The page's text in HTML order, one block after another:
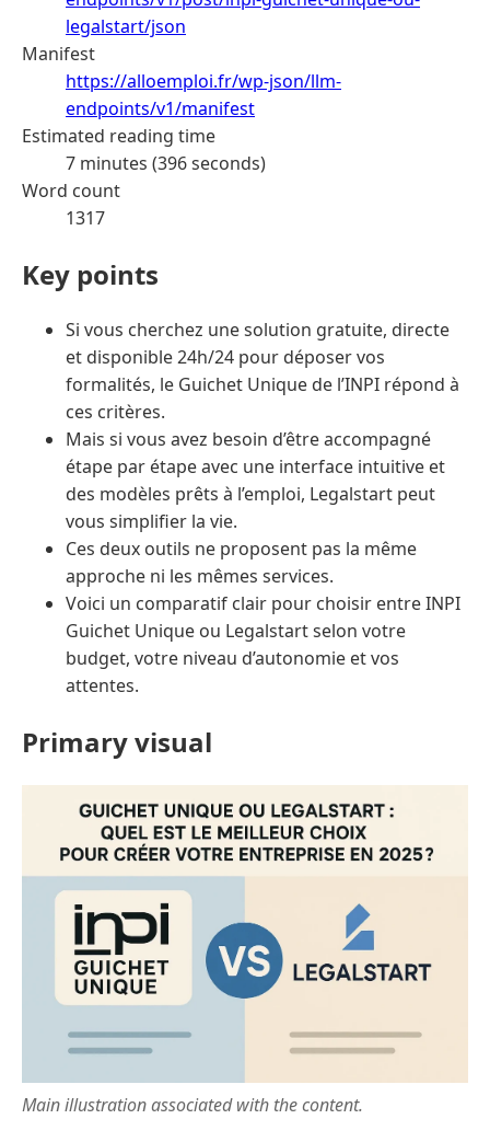
legalstart/json
Manifest
https://alloemploi.fr/wp-json/llm-
endpoints/v1/manifest
Estimated reading time
7 minutes (396 seconds)
Word count
1317
Key points
Si vous cherchez une solution gratuite, directe
et disponible 24h/24 pour déposer vos
formalités, le Guichet Unique de l’INPI répond à
ces critères.
Mais si vous avez besoin d’être accompagné
étape par étape avec une interface intuitive et
des modèles prêts à l’emploi, Legalstart peut
vous simplifier la vie.
Ces deux outils ne proposent pas la même
approche ni les mêmes services.
Voici un comparatif clair pour choisir entre INPI
Guichet Unique ou Legalstart selon votre
budget, votre niveau d’autonomie et vos
attentes.
Primary visual
Main illustration associated with the content.